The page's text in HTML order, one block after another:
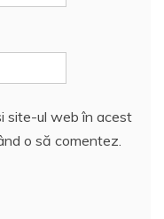
site-ul web în acest
o să comentez.